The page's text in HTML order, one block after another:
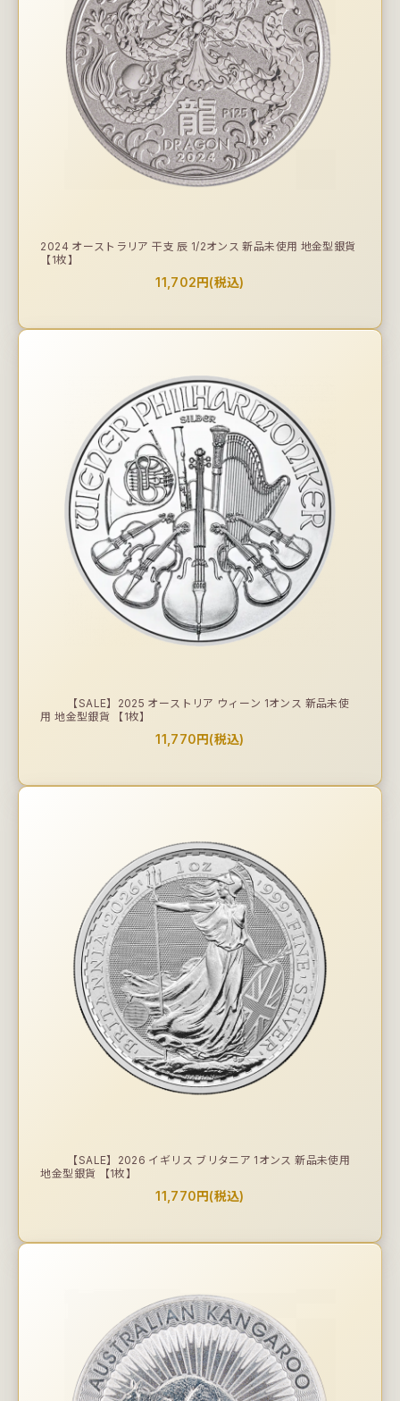
2024 オーストラリア 干支 辰 1/2オンス 新品未使用 地金型銀貨
【1枚】
11,702円(税込)
【SALE】2025 オーストリア ウィーン 1オンス 新品未使
用 地金型銀貨 【1枚】
11,770円(税込)
【SALE】2026 イギリス ブリタニア 1オンス 新品未使用
地金型銀貨 【1枚】
11,770円(税込)